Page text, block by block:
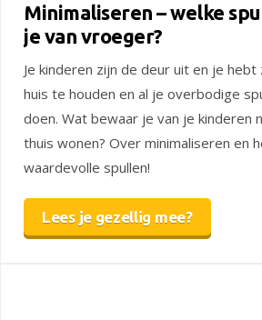
Minimaliseren – welke
je van vroeger?
Je kinderen zijn de deur uit en je hebt
huis te houden en al je overbodige
doen. Wat bewaar je van je kinderen
thuis wonen? Over minimaliseren en
waardevolle spullen!
Lees je gezellig mee?